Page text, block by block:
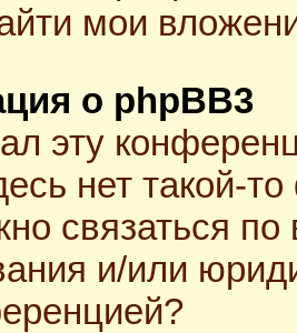
мои
о phpBB3
эту
нет такой-
связаться по
и/или